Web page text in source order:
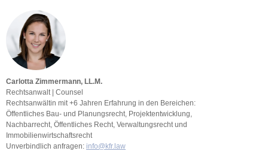
Carlotta Zimmermann, LL.M.
Rechtsanwalt | Counsel
Rechtsanwältin mit +6 Jahren Erfahrung in den Bereichen:
Öffentliches Bau- und Planungsrecht, Projektentwicklung,
Nachbarrecht, Öffentliches Recht, Verwaltungsrecht und
Immobilienwirtschaftsrecht
Unverbindlich anfragen: info@kfr.law